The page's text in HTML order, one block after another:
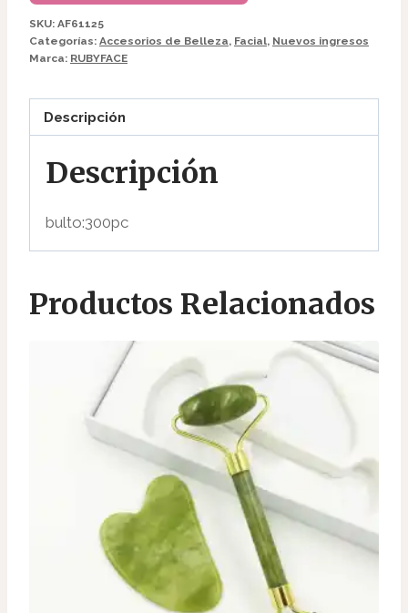
Y
OJERAS
AF61125
SKU: AF61125
Categorías: Accesorios de Belleza, Facial, Nuevos ingresos
Marca: RUBYFACE
Descripción
Descripción
bulto:300pc
Productos Relacionados